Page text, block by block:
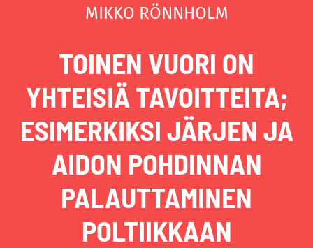
MIKKO RÖNNHOLM
TOINEN VUORI ON
YHTEISIÄ TAVOITTEITA;
ESIMERKIKSI JÄRJEN JA
AIDON POHDINNAN
PALAUTTAMINEN
POLTIIKKAAN